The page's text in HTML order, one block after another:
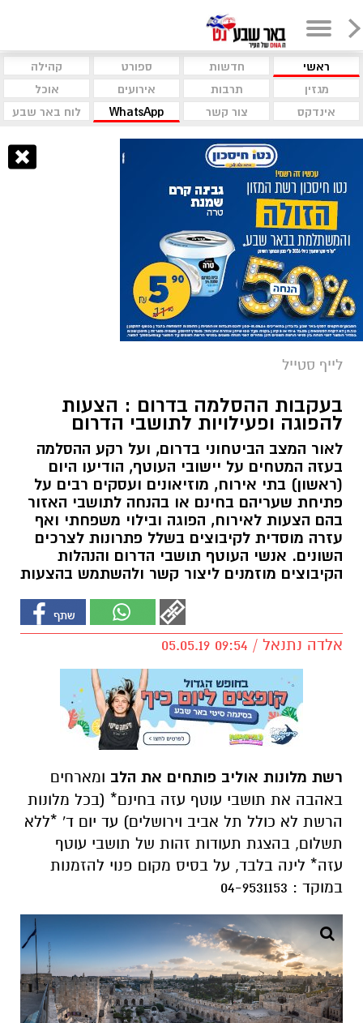
ראשי חדשות ספורט
קהילה
מגזין
תרבות אירועים
אוכל
אינדקס
צור קשר WhatsApp לוח באר שבע
לייף סטייל
בעקבות ההסלמה בדרום : הצעות
להפוגה ופעילויות לתושבי הדרום
לאור המצב הביטחוני בדרום, ועל רקע ההסלמה
בעזה המטחים על יישובי העוטף, הודיעו היום
(ראשון) בתי אירוח, מוזיאונים ועסקים רבים על
פתיחת שעריהם בחינם או בהנחה לתושבי האזור
בהם הצעות לאירוח, הפוגה ובילוי משפחתי ואף
עזרה מוסדית לקיבוצים בשלל פתרונות לצרכים
השונים. אנשי העוטף תושבי הדרום והנהלות
הקיבוצים מוזמנים ליצור קשר ולהשתמש בהצעות
אלדה נתנאל / 09:54 05.05.19
רשת מלונות אוליב פותחים את הלב ומארחים
באהבה את תושבי עוטף עזה בחינם* (בכל מלונות
הרשת לא כולל תל אביב וירושלים) עד יום ד' *ללא
תשלום, בהצגת תעודות זהות של תושבי עוטף
עזה* לינה בלבד, על בסיס מקום פנוי להזמנות
במוקד : 04-9531153